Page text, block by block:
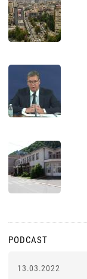
PODCAST
13.03.2022